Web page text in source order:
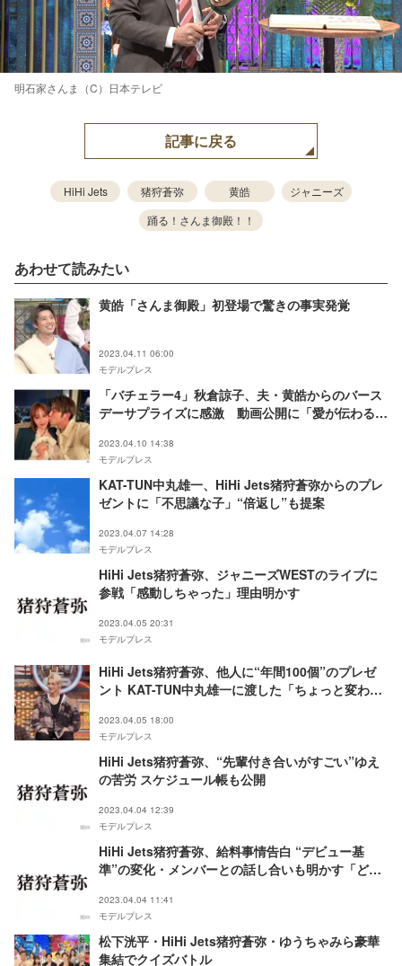
明石家さんま（C）日本テレビ
記事に戻る
HiHi Jets 猪狩蒼弥 黄皓
ジャニーズ
踊る！さんま御殿！！
あわせて読みたい
黄皓「さんま御殿」初登場で驚きの事実発覚
2023.04.11 06:00
モデルプレス
「バチェラー4」秋倉諒子、夫・黄皓からのバース
デーサプライズに感激 動画公開に「愛が伝わる」
2023.04.10 14:38
モデルプレス
KAT-TUN中丸雄一、HiHi Jets猪狩蒼弥からのプレ
ゼントに「不思議な子」“倍返し”も提案
2023.04.07 14:28
モデルプレス
HiHi Jets猪狩蒼弥、ジャニーズWESTのライブに
参戦「感動しちゃった」理由明かす
2023.04.05 20:31
モデルプレス
HiHi Jets猪狩蒼弥、他人に“年間100個”のプレゼ
ント KAT-TUN中丸雄一に渡した「ちょっと変わっ
2023.04.05 18:00
モデルプレス
HiHi Jets猪狩蒼弥、“先輩付き合いがすごい”ゆえ
の苦労 スケジュール帳も公開
2023.04.04 12:39
モデルプレス
HiHi Jets猪狩蒼弥、給料事情告白 “デビュー基
準”の変化・メンバーとの話し合いも明かす「どう
2023.04.04 11:41
モデルプレス
松下洸平・HiHi Jets猪狩蒼弥・ゆうちゃみら豪華
集結でクイズバトル